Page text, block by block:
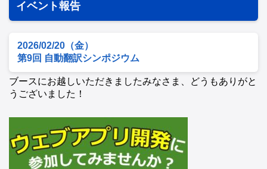
イベント報告
2026/02/20（金）
第9回 自動翻訳シンポジウム
ブースにお越しいただきましたみなさま、どうもありがと
うございました！